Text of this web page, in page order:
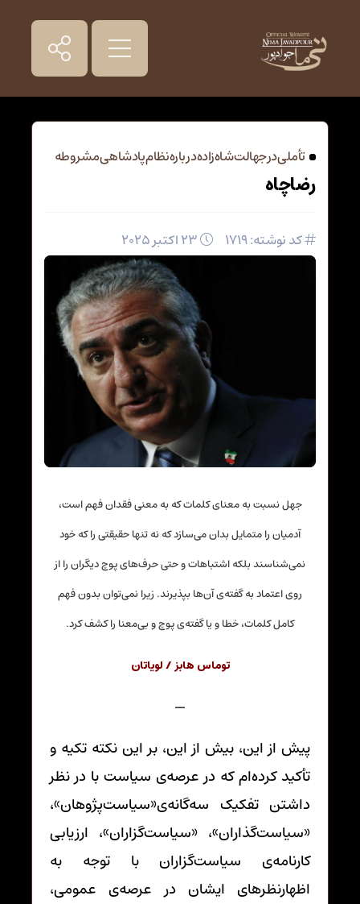
تأملی در جهالت شاه‌زاده درباره نظام پادشاهی مشروطه
رضاچاه
کد نوشته: 1719
جهل نسبت به معنای کلمات که به معنی فقدان فهم است،
آدمیان را متمایل بدان می‌سازد که نه تنها حقیقتی را که خود
نمی‌شناسند بلکه اشتباهات و حتی حرف‌های پوچ دیگران را از
روی اعتماد به گفته‌ی آن‌ها بپذیرند. زیرا نمی‌توان بدون فهم
کامل کلمات، خطا و یا گفته‌ی پوچ و بی‌معنا را کشف کرد.
توماس هابز / لویاتان
—
پیش از این، بیش از این، بر این نکته تکیه و
تأکید کرده‌ام که در عرصه‌ی سیاست با در نظر
داشتن تفکیک سه‌گانه‌ی«سیاست‌پژوهان»،
«سیاست‌گذاران»، «سیاست‌گزاران»، ارزیابی
کارنامه‌ی سیاست‌گزاران با توجه به
اظهارنظرهای ایشان در عرصه‌ی عمومی،